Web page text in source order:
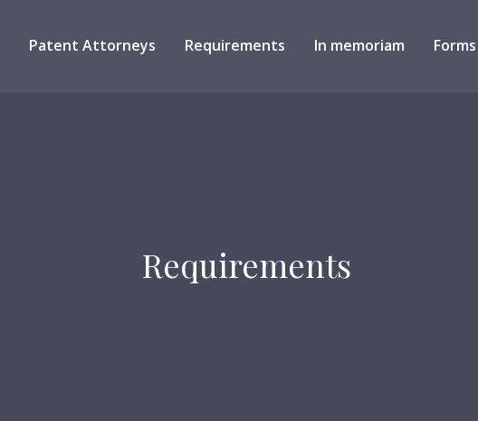
Patent Attorneys Requirements In memoriam Forms
Requirements